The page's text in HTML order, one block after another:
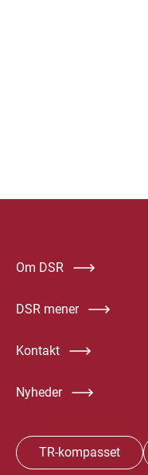
Om DSR
DSR mener
Kontakt
Nyheder
TR-kompasset